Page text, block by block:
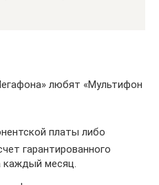
любят «Мультифон
платы либо
гарантированного
каждый месяц.